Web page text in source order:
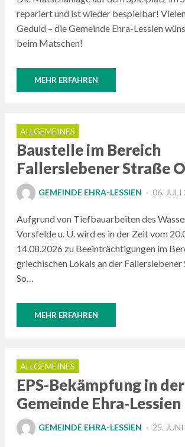
repariert und ist wieder bespielbar!
Geduld – die Gemeinde Ehra-Lessien
beim Matschen!
MEHR ERFAHREN
ALLGEMEINES
Baustelle im Bereich
Fallerslebener Straße
GEMEINDE EHRA-LESSIEN
POSTED
06. JULI
Aufgrund von Tiefbauarbeiten des
Vorsfelde u. U. wird es in der Zeit vom
14.08.2026 zu Beeinträchtigungen im
griechischen Lokals an der Fallerslebener
So…
MEHR ERFAHREN
ALLGEMEINES
EPS-Bekämpfung in der
Gemeinde Ehra-Lessien
GEMEINDE EHRA-LESSIEN
POSTED
25.